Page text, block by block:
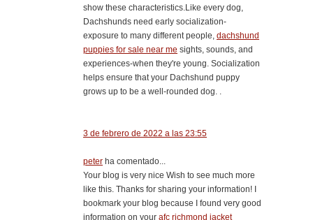
show these characteristics.Like every dog,
Dachshunds need early socialization-
exposure to many different people, dachshund
puppies for sale near me sights, sounds, and
experiences-when they're young. Socialization
helps ensure that your Dachshund puppy
grows up to be a well-rounded dog. .
3 de febrero de 2022 a las 23:55
peter ha comentado...
Your blog is very nice Wish to see much more
like this. Thanks for sharing your information! I
bookmark your blog because I found very good
information on your afc richmond jacket